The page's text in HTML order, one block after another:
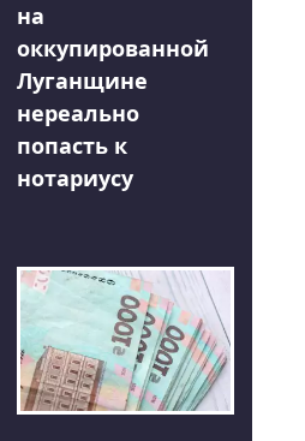
на
оккупированной
Луганщине
нереально
попасть к
нотариусу